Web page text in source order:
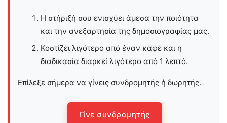
Η στήριξή σου ενισχύει άμεσα την ποιότητα
και την ανεξαρτησία της δημοσιογραφίας μας.
Κοστίζει λιγότερο από έναν καφέ και η
διαδικασία διαρκεί λιγότερο από 1 λεπτό.
Επίλεξε σήμερα να γίνεις συνδρομητής ή δωρητής.
Γίνε συνδρομητής